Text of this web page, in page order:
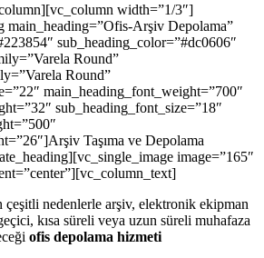
width=”1/3″]
main_heading=”Ofis-Arşiv Depolama”
sub_heading_color=”#dc0606″
Round”
Round”
main_heading_font_weight=”700″
sub_heading_font_size=”18″
Taşıma ve Depolama
image=”165″
çeşitli nedenlerle arşiv, elektronik ekipman
kısa süreli veya uzun süreli muhafaza
ofis depolama hizmeti